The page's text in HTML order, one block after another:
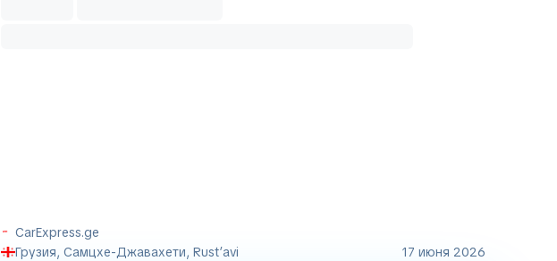
CarExpress.ge
Грузия, Самцхе-Джавахети, Rust’avi
17 июня 2026